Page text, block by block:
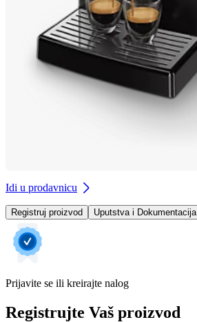
Idi u prodavnicu
Registruj proizvod Uputstva i Dokumentacija
Prijavite se ili kreirajte nalog
Registrujte Vaš proizvod